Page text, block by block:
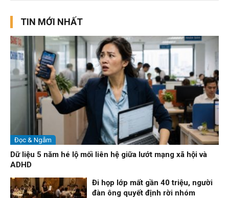
TIN MỚI NHẤT
Đọc & Ngẫm
Dữ liệu 5 năm hé lộ mối liên hệ giữa lướt mạng xã hội và
ADHD
Đi họp lớp mất gần 40 triệu, người
đàn ông quyết định rời nhóm